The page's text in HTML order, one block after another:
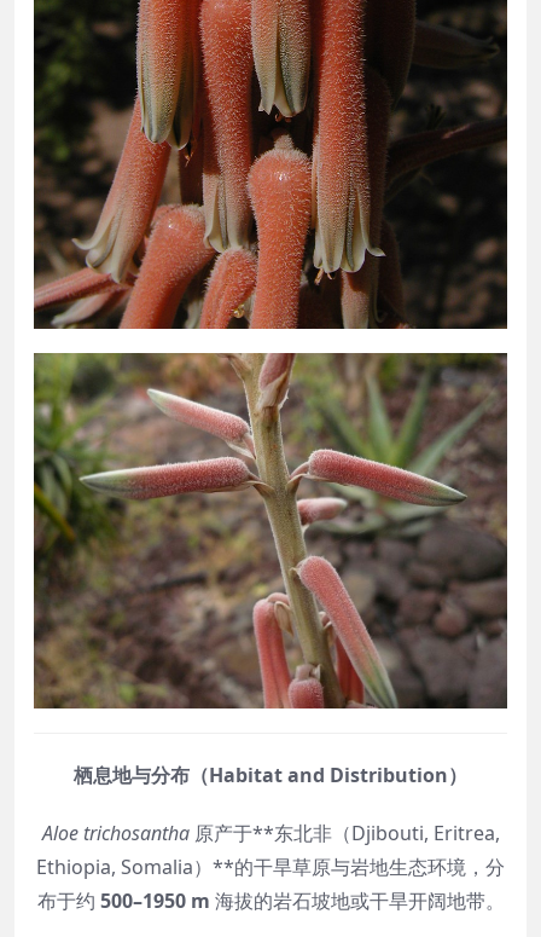
栖息地与分布（Habitat and Distribution）
Aloe trichosantha原产于**东北非（Djibouti, Eritrea,
Ethiopia, Somalia）**的干旱草原与岩地生态环境，分
布于约 500–1950 m 海拔的岩石坡地或干旱开阔地带。